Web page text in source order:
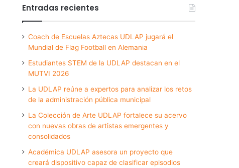
Entradas recientes
Coach de Escuelas Aztecas UDLAP jugará el
Mundial de Flag Football en Alemania
Estudiantes STEM de la UDLAP destacan en el
MUTVI 2026
La UDLAP reúne a expertos para analizar los retos
de la administración pública municipal
La Colección de Arte UDLAP fortalece su acervo
con nuevas obras de artistas emergentes y
consolidados
Académica UDLAP asesora un proyecto que
creará dispositivo capaz de clasificar episodios